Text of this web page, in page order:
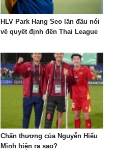
HLV Park Hang Seo lần đầu nói
về quyết định đến Thai League
Chấn thương của Nguyễn Hiểu
Minh hiện ra sao?